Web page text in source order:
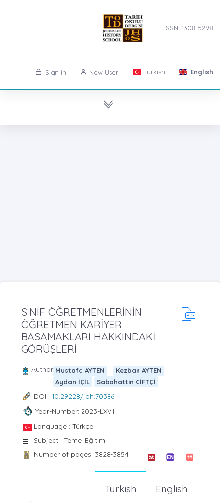
ISSN: 1308-5298
Sign in New User Turkish English
SINIF ÖĞRETMENLERİNİN
ÖĞRETMEN KARİYER
BASAMAKLARI HAKKINDAKİ
GÖRÜŞLERİ
Author
:
Mustafa AYTEN -
Kezban AYTEN
Aydan İÇİL
Sabahattin ÇİFTÇİ
DOI : 10.29228/joh.70386
Year-Number: 2023-LXVII
Language : Türkçe
Subject : Temel Eğitim
Number of pages: 3828-3854
English
Turkish